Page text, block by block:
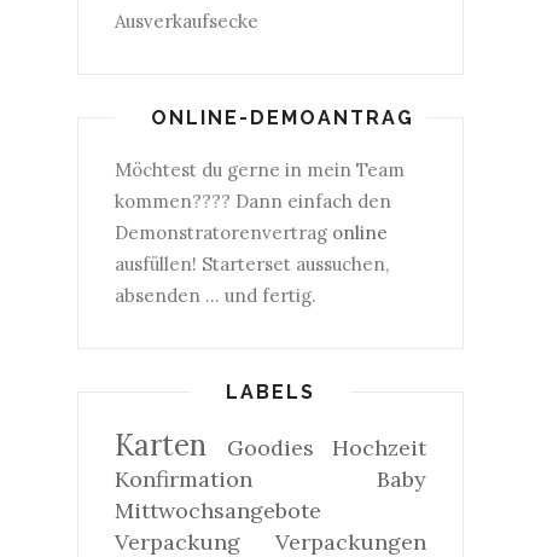
Ausverkaufsecke
ONLINE-DEMOANTRAG
Möchtest du gerne in mein Team
kommen???? Dann einfach den
Demonstratorenvertrag online
ausfüllen! Starterset aussuchen,
absenden ... und fertig.
LABELS
Karten Goodies
Hochzeit
Konfirmation
Baby
Mittwochsangebote
Verpackung
Verpackungen